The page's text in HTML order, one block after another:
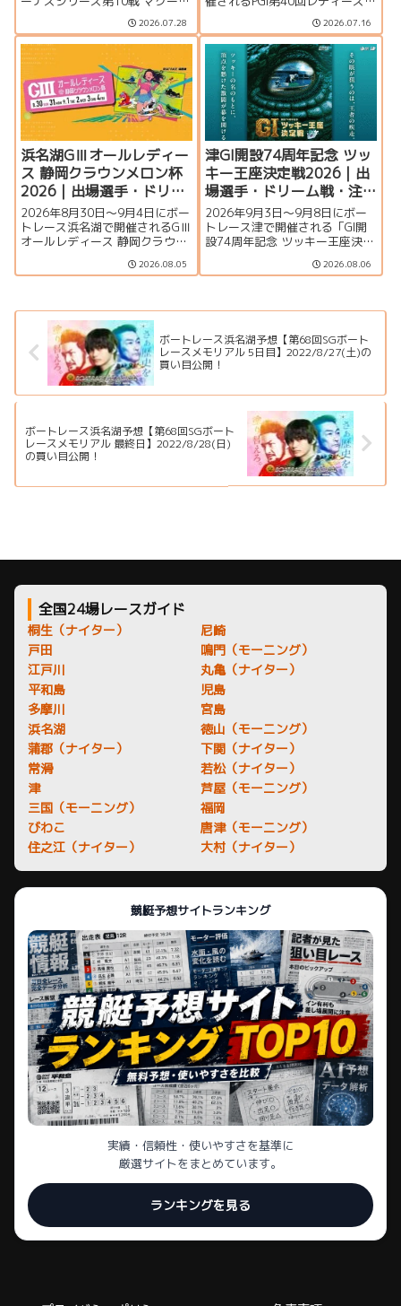
杯争奪第16回クラリスカップ」
の特集ページです。出場選手一
覧、シリーズ展望、ドリーム
戦、注目モーター、イベント情
報まで詳しく紹介します。
2026.07.28
ャンピオン（女子王座決定戦）
の特集ページです。出場選手一
覧、シリーズ展望、ドリーム
戦、注目モーター、水面特徴、
イベント情報まで詳しく紹介し
ます。
2026.07.16
浜名湖GⅢオールレディー
ス 静岡クラウンメロン杯
2026｜出場選手・ドリー
ム戦・注目モーター・イ
ベント情報まとめ
2026年8月30日～9月4日にボー
トレース浜名湖で開催されるGⅢ
オールレディース 静岡クラウン
場選手一覧、シリーズ展望、ド
を詳しく紹介します。
2026.08.05
津GI開設74周年記念 ツッ
キー王座決定戦2026｜出
場選手・ドリーム戦・注
目モーター・イベント情
報まとめ
2026年9月3日〜9月8日にボー
トレース津で開催される「GI開
設74周年記念 ツッキー王座決定
手一覧、シリーズ展望、ドリー
介します。
2026.08.06
ボートレース浜名湖予想【第68回SGボート
レースメモリアル 5日目】2022/8/27(土)の
買い目公開！
ボートレース浜名湖予想【第68回SGボート
レースメモリアル 最終日】2022/8/28(日)
の買い目公開！
全国24場レースガイド
桐生（ナイター）
戸田
江戸川
平和島
多摩川
浜名湖
蒲郡（ナイター）
常滑
津
三国（モーニング）
びわこ
住之江（ナイター）
尼崎
鳴門（モーニング）
丸亀（ナイター）
児島
宮島
徳山（モーニング）
下関（ナイター）
若松（ナイター）
芦屋（モーニング）
福岡
唐津（モーニング）
大村（ナイター）
競艇予想サイトランキング
実績・信頼性・使いやすさを基準に
厳選サイトをまとめています。
ランキングを見る